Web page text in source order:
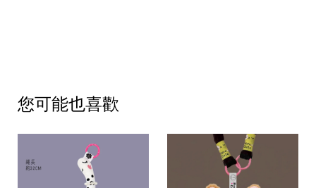
您可能也喜歡